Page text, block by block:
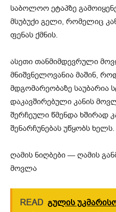
საბოლოო ეტაპზე
მსუბუქი გელი, რომელიც
ფენას ქმნის.
ასეთი თანმიმდევრული
მნიშვნელოვანია მაშინ,
მდგომარეობაზე საუბარია
დაკავშირებული კანის
შერჩეული წმენდა ხშირად
შენარჩუნებას უწყობს ხელს.
ღამის ნიღბები — ღამის
მოვლა
READ გულის